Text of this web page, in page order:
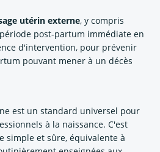
utérin externe, y compris
post-partum immédiate en
d'intervention, pour prévenir
pouvant mener à un décès
est un standard universel pour
à la naissance. C'est
simple et sûre, équivalente à